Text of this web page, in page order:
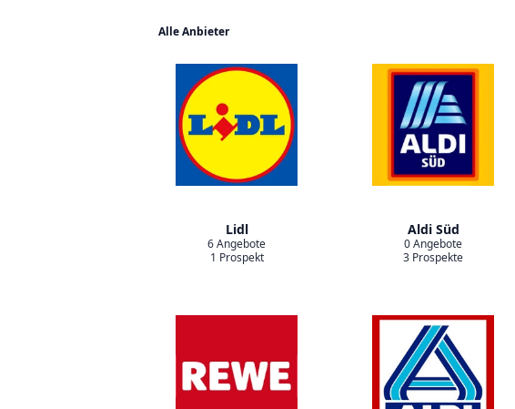
Alle Anbieter
Lidl
6 Angebote
1 Prospekt
Aldi Süd
0 Angebote
3 Prospekte